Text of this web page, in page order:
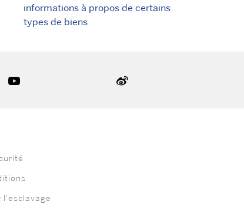
informations à propos de certains
types de biens
l'esclavage